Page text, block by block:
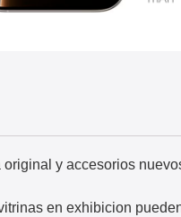
y accesorios
en exhibicion